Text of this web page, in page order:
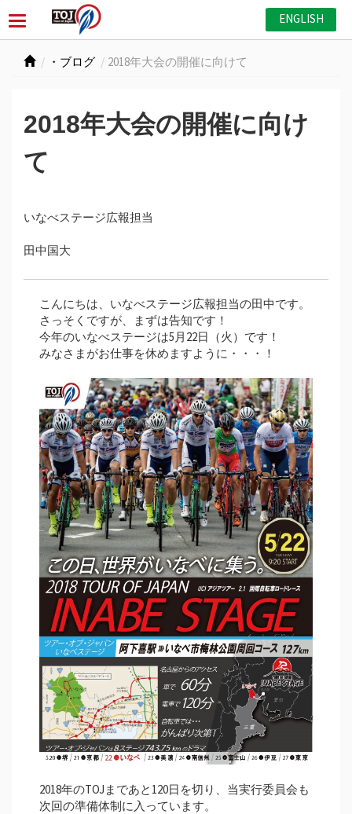
ENGLISH
・ブログ 2018年大会の開催に向けて
2018年大会の開催に向け
て
いなべステージ広報担当
田中国大
こんにちは、いなべステージ広報担当の田中です。
さっそくですが、まずは告知です！
今年のいなべステージは5月22日（火）です！
みなさまがお仕事を休めますように・・・！
2018年のTOJまであと120日を切り、当実行委員会も
次回の準備体制に入っています。